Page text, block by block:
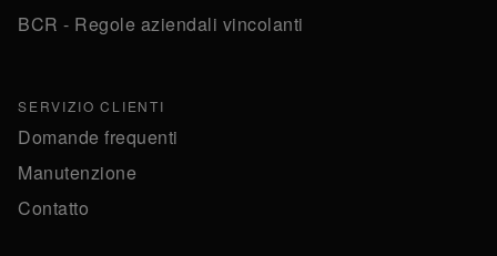
BCR - Regole aziendali vincolanti
SERVIZIO CLIENTI
Domande frequenti
Manutenzione
Contatto